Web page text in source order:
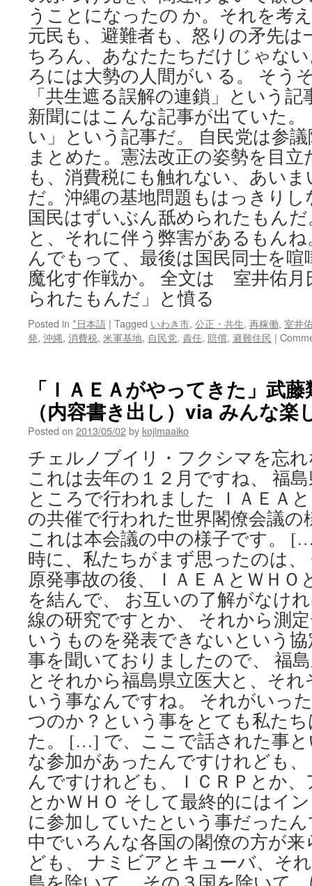
うことになったの か。それを考
元民も、避難者も、怒りの矛先
ちろん、あなたたちだけじゃな
ろには大勢の人間がい る。 そう
「共生遮る誤解の連鎖」という
新聞にはこんな記事が出ていた
い」という記事だ。 自民党は参
まとめた。憲法改正の姿勢を目
も、消費税にも触れない、あい
だ。沖縄の基地問題もはっきり
国民はずいぶん舐められたもん
と、それに伴う弊害があるもん
んでもって、最後は国民同士を
魔化す作戦か。 全文は 室井佑月
られたもんだ」と憤る
Posted in *日本語 | Tagged いわき市, 公正・共生, 再稼働, 室井
発, 沖縄, 消費税, 米軍基地, 自民党, 責任, 賠償, 避難住民 |
「ＩＡＥＡがやってきた」武
（内容書き出し）via みんな
Posted on 2013/05/02by kojimaaiko
チェルノブイリ・フクシマを忘
これは去年の１２月ですね、 福
ところで行われました ＩＡＥＡ
の共催で行われた世界閣僚会議
これは本会議の中の様子です。
時に、私たちがまず思ったのは
原発事故の後、ＩＡＥＡとＷＨ
を結んで、 お互いの了解がなけ
線の研究ですとか、 それから測
いうものを発表できないという
事を聞いておりましたので、 福
とそれから福島県立医大と、そ
いう事なんですね。 それがいっ
つのか？という事をとても私た
た。 […] で、ここで話された事
な参加があったんですけれども
んですけれども、ＩＣＲＰとか
とかＷＨＯ そして最終的にはイ
に参加していたという事だった
中でいろんな各国の閣僚の方が
ども、 ナミビアとキューバ、そ